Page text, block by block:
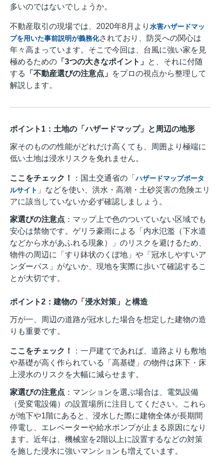
多いのではないでしょうか。
不動産取引の現場では、2020年8月より 水害ハザードマッ
プを用いた事前説明が義務化されており、防災への関心は
年々高まっています。そこで今回は、台風に強い家を見
極めるための 「3つの大きなポイント」 と、それに付随
する
「不動産選びの注意点」 をプロの視点から整理して
解説します。
ポイント1：土地の「ハザードマップ」と周辺の地形
家そのものの性能がどれだけ高くても、周囲より極端に
低い土地は浸水リスクを免れません。
ここをチェック！ ：国土交通省の「ハザードマップポータ
ルサイト 」などを使い、洪水・高潮・土砂災害の危険エリ
アに該当していないか必ず確認しましょう。
家選びの注意点 ：マップ上で色のついていない区域でも
安心は禁物です。ゲリラ豪雨による「内水氾濫（下水道
などから水があふれる現象）」のリスクを避けるため、
物件の周辺に「すり鉢状のくぼ地」や「冠水しやすいア
ンダーパス」がないか、現地を実際に歩いて確認するこ
とが大切です。
ポイント2：建物の「浸水対策」と構造
万が一、周辺の道路が冠水した場合を想定した建物の造
りも重要です。
ここをチェック！
：一戸建てであれば、道路よりも敷地
や基礎が高く作られている「高基礎」の物件は床下・床
上浸水のリスクを大幅に減らせます。
家選びの注意点 ：マンションを選ぶ場合は、電気設備
（受変電設備）の設置場所に注目してください。これら
が地下や1階にあると、浸水した際に建物全体が長期間
停電し、エレベーターや給水ポンプが止まる原因になり
ます。近年は、機械室を2階以上に設置するなどの対策
を施した浸水に強いマンションも増えています。